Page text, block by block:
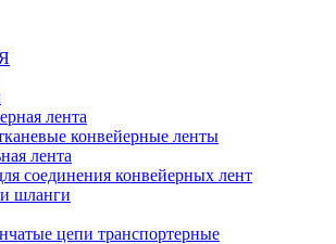
лента
конвейерные ленты
лента
соединения конвейерных лент
шланги
цепи транспортерные